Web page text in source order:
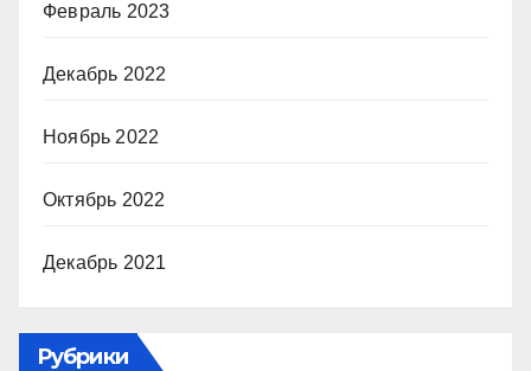
Февраль 2023
Декабрь 2022
Ноябрь 2022
Октябрь 2022
Декабрь 2021
Рубрики